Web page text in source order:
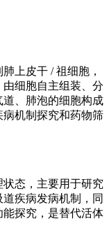
上皮干 / 祖细胞，
细胞自主组装、分
、肺泡的细胞构成
机制探究和药物筛
态，主要用于研究
疾病发病机制，同
探究，是替代活体